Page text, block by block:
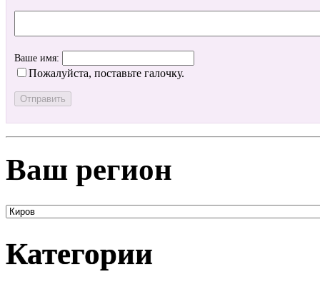
Ваше имя:
Пожалуйста, поставьте галочку.
Ваш регион
Категории